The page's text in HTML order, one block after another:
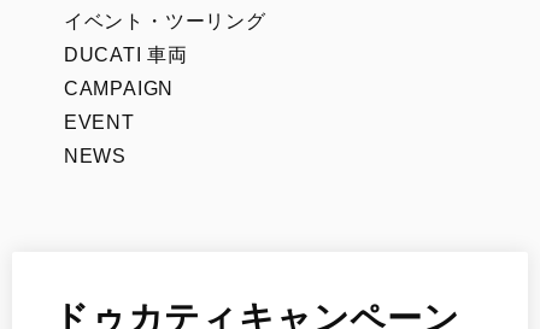
イベント・ツーリング
DUCATI 車両
CAMPAIGN
EVENT
NEWS
ドゥカティキャンペーン